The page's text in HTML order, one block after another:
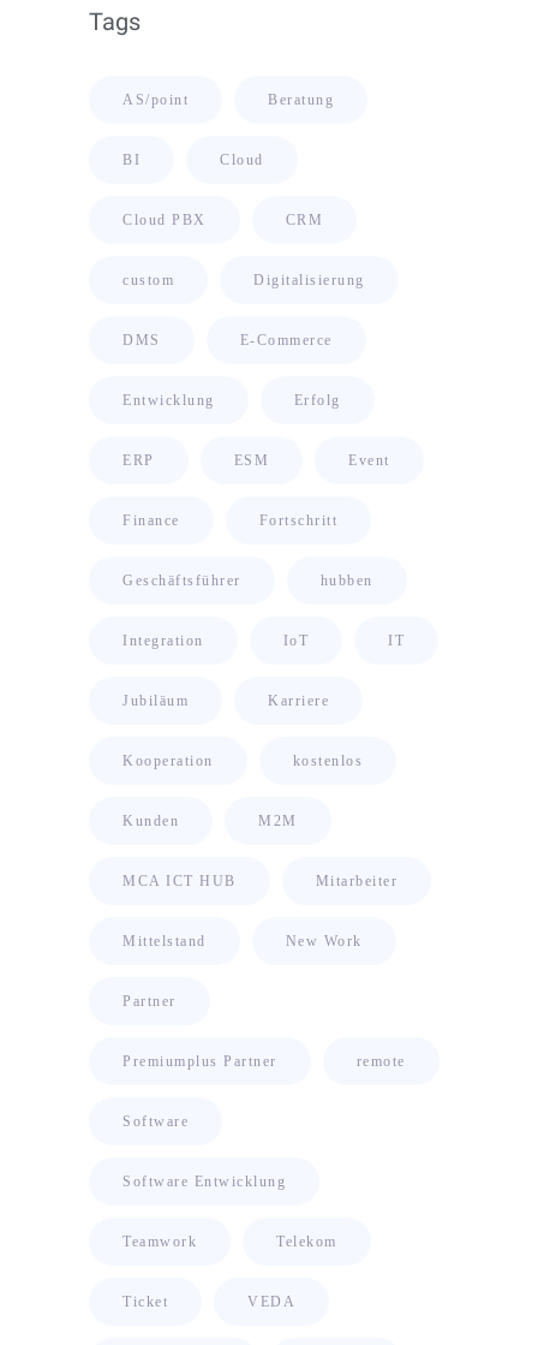
Tags
AS/point Beratung
BI Cloud
Cloud PBX CRM
custom Digitalisierung
DMS E-Commerce
Entwicklung Erfolg
ERP ESM Event
Finance Fortschritt
Geschäftsführer hubben
Integration IoT IT
Jubiläum Karriere
Kooperation kostenlos
Kunden M2M
MCA ICT HUB Mitarbeiter
Mittelstand New Work
Partner
Premiumplus Partner remote
Software
Software Entwicklung
Teamwork Telekom
Ticket VEDA